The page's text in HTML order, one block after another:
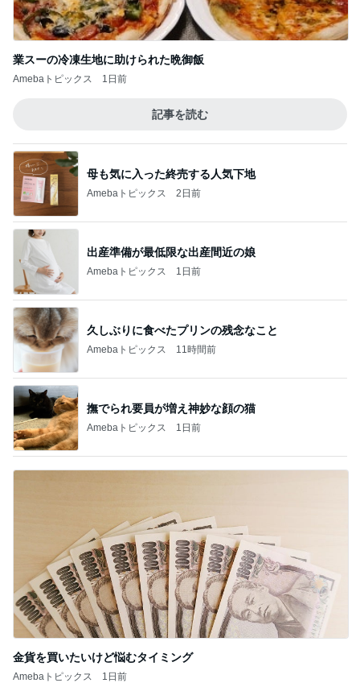
業スーの冷凍生地に助けられた晩御飯
Amebaトピックス 1日前
記事を読む
母も気に入った終売する人気下地
Amebaトピックス 2日前
出産準備が最低限な出産間近の娘
Amebaトピックス 1日前
久しぶりに食べたプリンの残念なこと
Amebaトピックス 11時間前
撫でられ要員が増え神妙な顔の猫
Amebaトピックス 1日前
金貨を買いたいけど悩むタイミング
Amebaトピックス 1日前